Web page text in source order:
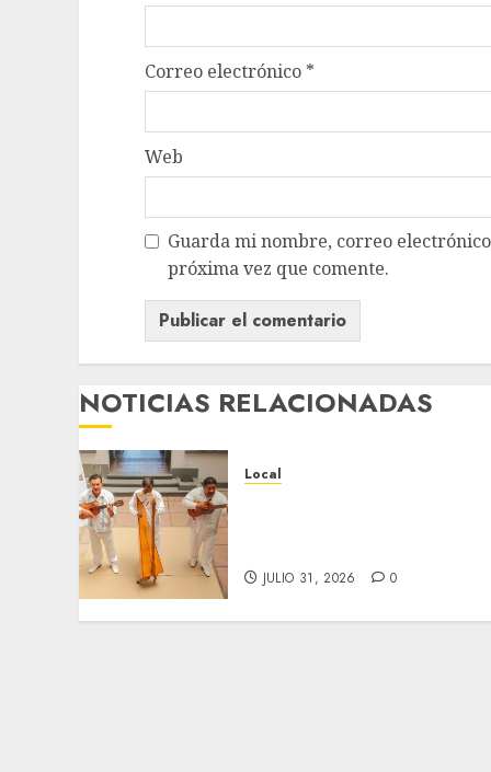
Correo electrónico *
Web
Guarda mi nombre, correo
próxima vez que comente.
NOTICIAS RELACIONADAS
Local
JULIO 31, 2026 0